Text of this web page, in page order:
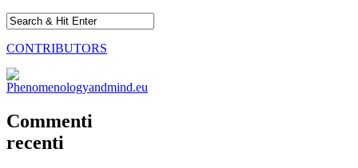
CONTRIBUTORS
Commenti
recenti